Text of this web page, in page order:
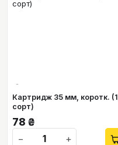
-
Картридж 35 мм, коротк. (1
сорт)
78 ₴
−
+